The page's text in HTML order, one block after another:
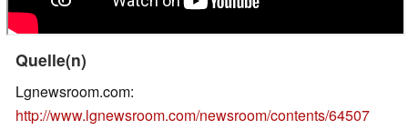
Quelle(n)
Lgnewsroom.com:
http://www.lgnewsroom.com/newsroom/contents/64507